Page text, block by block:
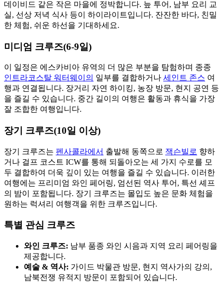
데이비드 같은 작은 마을에 정박합니다. 늪 투어, 남부 요리 교
실, 선상 저녁 식사 등이 하이라이트입니다. 잔잔한 바다, 친밀
한 체험, 쉬운 하선을 기대하세요.
미디엄 크루즈(6-9일)
이 일정은 에스카비아 유역의 더 많은 부분을 탐험하며 종종
인트라코스탈 워터웨이의 일부를 결합하거나 세인트 존스 여
행과 연결됩니다. 장거리 자연 하이킹, 농장 방문, 현지 공연 등
을 즐길 수 있습니다. 중간 길이의 여행은 활동과 휴식을 가장
잘 조합한 여행입니다.
장기 크루즈(10일 이상)
장기 크루즈는 펜사콜라에서 출발해 동쪽으로 잭슨빌로 향하
거나 걸프 코스트 ICW를 통해 되돌아오는 세 가지 수로를 모
두 결합하여 더욱 깊이 있는 여행을 즐길 수 있습니다. 이러한
여행에는 프리미엄 와인 페어링, 엄선된 역사 투어, 특선 셰프
의 밤이 포함됩니다. 장기 크루즈는 몰입도 높은 문화 체험을
원하는 럭셔리 여행객을 위한 크루즈입니다.
특별 관심 크루즈
와인 크루즈: 남부 품종 와인 시음과 지역 요리 페어링을
제공합니다.
예술 & 역사: 가이드 박물관 방문, 현지 역사가의 강의,
남북전쟁 유적지 방문이 포함되어 있습니다.